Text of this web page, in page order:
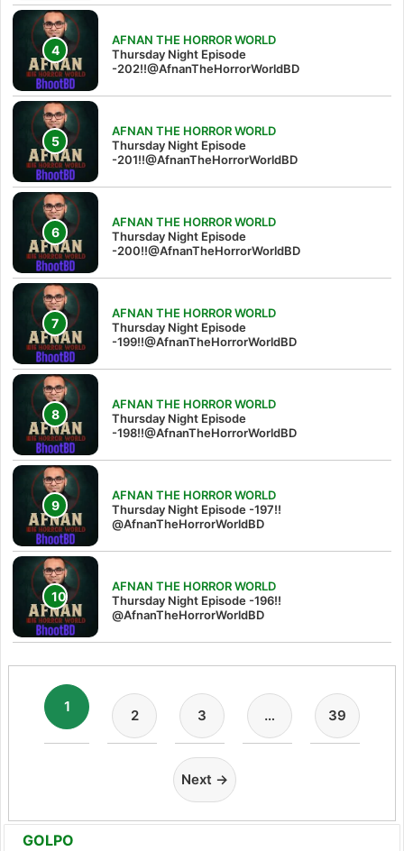
AFNAN THE HORROR WORLD
Thursday Night Episode
-202!!@AfnanTheHorrorWorldBD
AFNAN THE HORROR WORLD
Thursday Night Episode
-201!!@AfnanTheHorrorWorldBD
AFNAN THE HORROR WORLD
Thursday Night Episode
-200!!@AfnanTheHorrorWorldBD
AFNAN THE HORROR WORLD
Thursday Night Episode
-199!!@AfnanTheHorrorWorldBD
AFNAN THE HORROR WORLD
Thursday Night Episode
-198!!@AfnanTheHorrorWorldBD
AFNAN THE HORROR WORLD
Thursday Night Episode -197!!‪
@AfnanTheHorrorWorldBD‬
AFNAN THE HORROR WORLD
Thursday Night Episode -196!!
@AfnanTheHorrorWorldBD
1
2 3 … 39
Next →
GOLPO